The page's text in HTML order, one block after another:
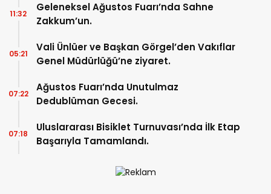
Geleneksel Ağustos Fuarı’nda Sahne
Zakkum’un.
11:32
Vali Ünlüer ve Başkan Görgel’den Vakıflar
Genel Müdürlüğü’ne ziyaret.
05:21
Ağustos Fuarı’nda Unutulmaz
Dedublüman Gecesi.
07:22
Uluslararası Bisiklet Turnuvası’nda İlk Etap
Başarıyla Tamamlandı.
07:18